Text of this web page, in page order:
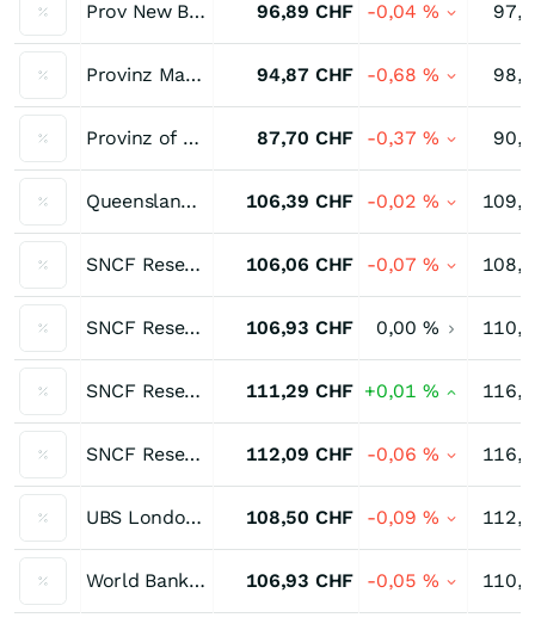
Prov New Brunswick 0,20 % bis 11/31 96,89 CHF -0,04 %
Provinz Manitoba Staatsnahe Anleihen 0,80 % bis 03/39 94,87 CHF -0,68 %
Provinz of New Brunswick Staatsnahe Anleihen 0,25 % bis 12/39 87,70 CHF -0,37 %
Queensland Treasury 1,72 % bis 09/39 106,39 CHF -0,02 %
SNCF Reseau 2,00 % bis 11/34 106,06 CHF -0,07 %
SNCF Reseau 2,625 % bis 03/31 106,93 CHF 0,00 %
SNCF Reseau 2,625 % bis 03/37 111,29 CHF +0,01 %
SNCF Reseau 3,25 % bis 06/32 112,09 CHF -0,06 %
UBS London 3,125 % bis 11/30 108,50 CHF -0,09 %
World Bank 2,50 % bis 04/30 106,93 CHF -0,05 %